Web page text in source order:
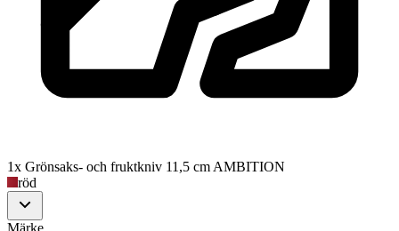
1x Grönsaks- och fruktkniv 11,5 cm AMBITION
röd